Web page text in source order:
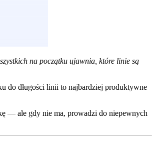
na początku ujawnia, które linie są
do długości linii to najbardziej produktywne
— ale gdy nie ma, prowadzi do niepewnych